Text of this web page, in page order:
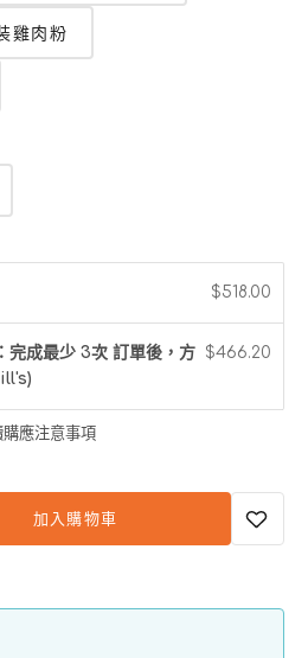
雞肉粉
$518.00
完成最少 3次 訂單後，方 $466.20
應注意事項
加入購物車